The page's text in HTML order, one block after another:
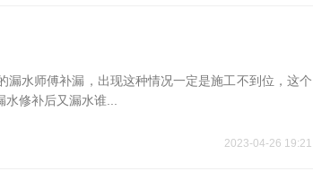
水师傅补漏，出现这种情况一定是施工不到位，这个
修补后又漏水谁...
2023-04-26 19:21